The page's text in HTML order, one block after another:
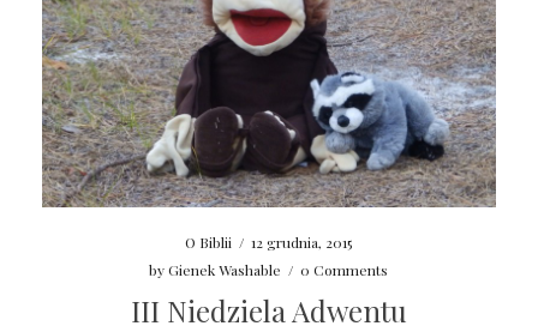
O Biblii / 12 grudnia, 2015
byGienek Washable / 0 Comments
III Niedziela Adwentu